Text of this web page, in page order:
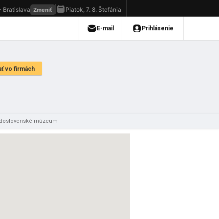
múzeum